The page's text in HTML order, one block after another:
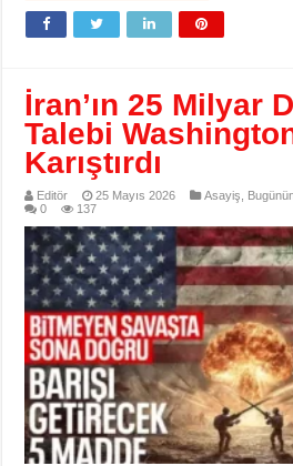
İran’ın 25 Milyar
Talebi
Karıştırdı
Editör 25 Mayıs 2026 Asayiş
0
137